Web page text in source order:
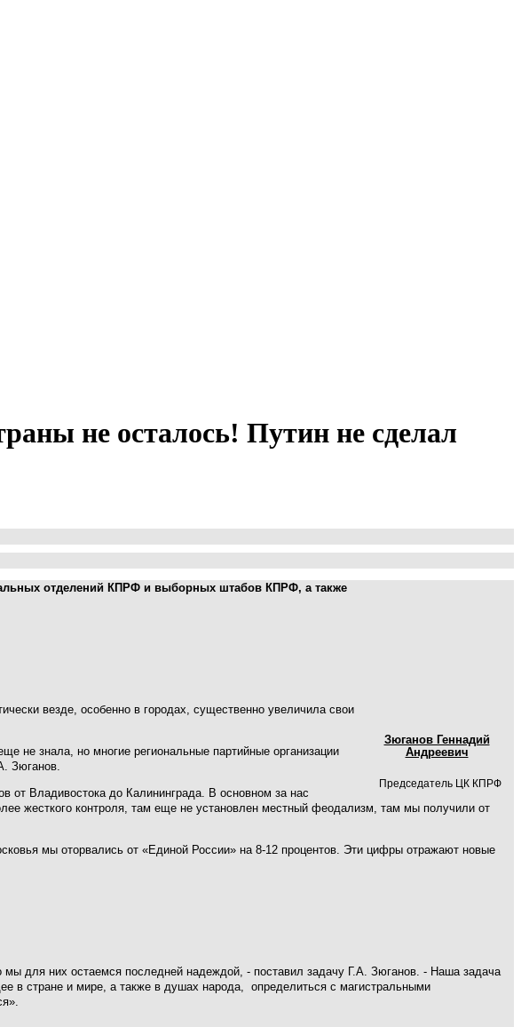
не осталось! Путин не сделал
Зюганов Геннадий
Андреевич
Председатель ЦК КПРФ
отделений КПРФ и выборных штабов КПРФ, а также
везде, особенно в городах, существенно увеличила свои
не знала, но многие региональные партийные организации
Зюганов.
от Владивостока до Калининграда. В основном за нас
жесткого контроля, там еще не установлен местный феодализм, там мы получили от
мы оторвались от «Единой России» на 8-12 процентов. Эти цифры отражают новые
для них остаемся последней надеждой, - поставил задачу Г.А. Зюганов. - Наша задача
в стране и мире, а также в душах народа, определиться с магистральными